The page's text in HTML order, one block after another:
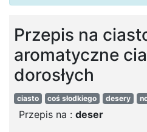
Przepis na
aromatyczne
dorosłych
ciasto coś słodkiego desery
Przepis na : deser